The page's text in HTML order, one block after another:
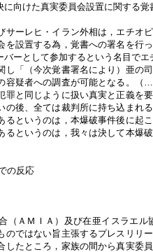
に向けた真実委員会設置に関す
ーレヒ・イラン外相は，エチオ
を設置する為，覚書への署名を行
バーとして参加するという名目
「（今次覚書署名により）亜の
容疑者への調査が可能となる。
罪と同じように扱い真実と正義を
の後、全ては裁判所に持ち込まれ
というのは，本爆破事件後に起
るというのは，我々は決して本爆
の反応
（ＡＭＩＡ）及び在亜イスラエ
のではない旨主張するプレスリリ
したところ，家族の間から真実委